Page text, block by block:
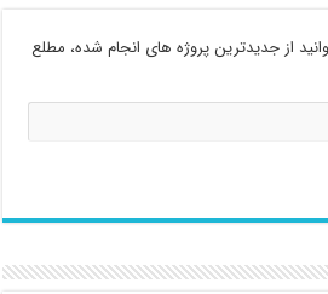
از جدیدترین پروژه های انجام شده، مطلع